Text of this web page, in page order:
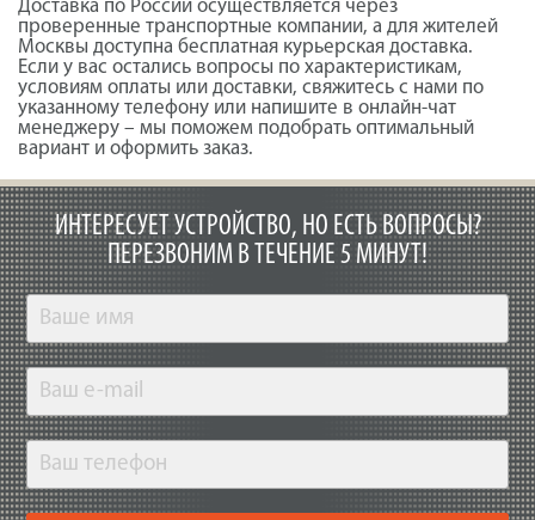
Доставка по России осуществляется через
проверенные транспортные компании, а для жителей
Москвы доступна бесплатная курьерская доставка.
Если у вас остались вопросы по характеристикам,
условиям оплаты или доставки, свяжитесь с нами по
указанному телефону или напишите в онлайн-чат
менеджеру – мы поможем подобрать оптимальный
вариант и оформить заказ.
ИНТЕРЕСУЕТ УСТРОЙСТВО, НО ЕСТЬ ВОПРОСЫ?
ПЕРЕЗВОНИМ В ТЕЧЕНИЕ 5 МИНУТ!